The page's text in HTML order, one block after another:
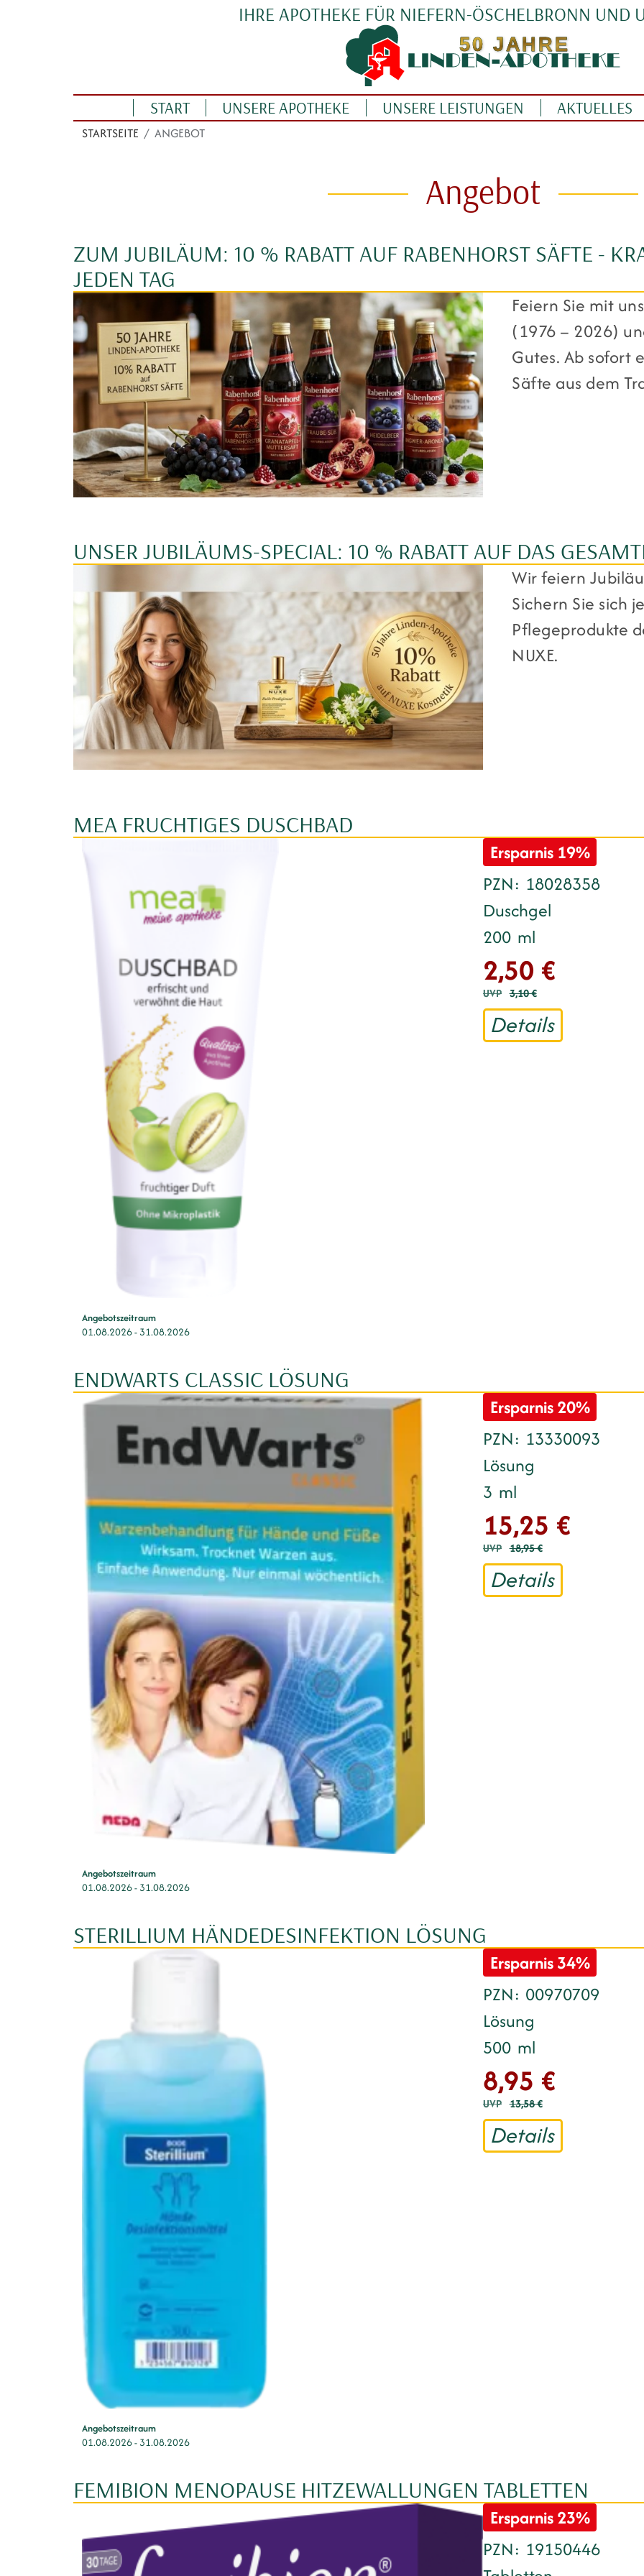
IHRE APOTHEKE FÜR NIEFERN-ÖSCHELBRONN UND
Linden Apotheke
START UNSERE APOTHEKE UNSERE LEISTUNGEN AKTUELLES
STARTSEITE ANGEBOT
Angebot
ZUM JUBILÄUM: 10 % RABATT AUF RABENHORST SÄFTE -
JEDEN TAG
Feiern Sie mit
(1976 – 2026)
Gutes. Ab sofort
Säfte aus dem
UNSER JUBILÄUMS-SPECIAL: 10 % RABATT AUF DAS
Wir feiern
Sichern Sie sich
Pflegeprodukte
NUXE.
MEA FRUCHTIGES DUSCHBAD
Angebotszeitraum
01.08.2026- 31.08.2026
Ersparnis 19%
PZN 18028358
Duschgel
200 ml
2,50 €
UVP 3,10 €
Details
ENDWARTS CLASSIC LÖSUNG
Angebotszeitraum
01.08.2026- 31.08.2026
Ersparnis20%
PZN 13330093
Lösung
3 ml
15,25 €
UVP 18,95 €
Details
STERILLIUM HÄNDEDESINFEKTION LÖSUNG
Angebotszeitraum
01.08.2026- 31.08.2026
Ersparnis34%
PZN 00970709
Lösung
500 ml
8,95 €
UVP 13,58 €
Details
FEMIBION MENOPAUSE HITZEWALLUNGEN TABLETTEN
Ersparnis23%
PZN 19150446